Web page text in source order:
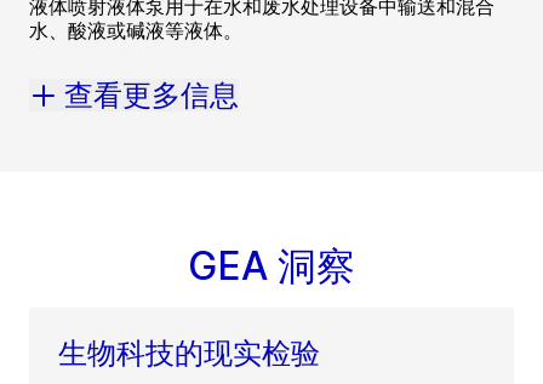
液体喷射液体泵用于在水和废水处理设备中输送和混合
水、酸液或碱液等液体。
查看更多信息
GEA 洞察
生物科技的现实检验